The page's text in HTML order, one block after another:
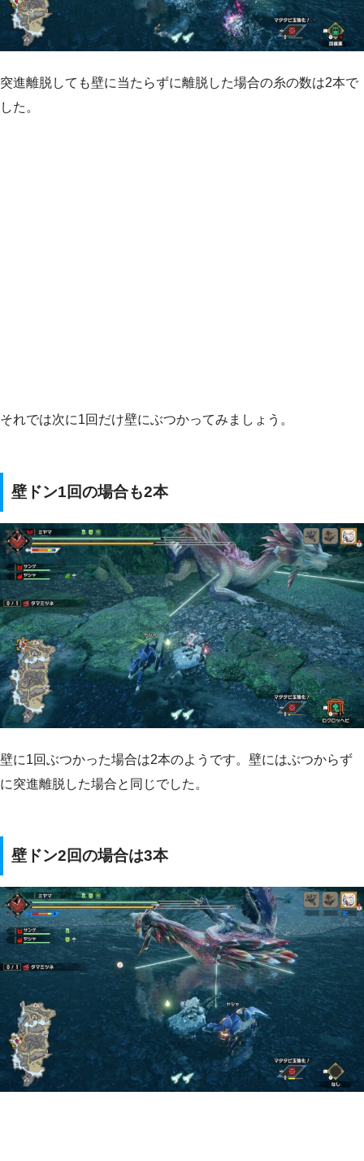
突進離脱しても壁に当たらずに離脱した場合の糸の数は2本で
した。
それでは次に1回だけ壁にぶつかってみましょう。
壁ドン1回の場合も2本
壁に1回ぶつかった場合は2本のようです。壁にはぶつからず
に突進離脱した場合と同じでした。
壁ドン2回の場合は3本